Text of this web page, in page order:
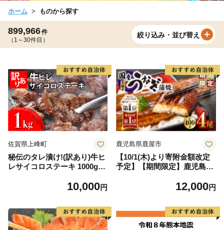
ホーム ものから探す
899,966件
（1～30件目）
絞り込み・並び替え
佐賀県上峰町
秘伝のタレ漬け!(訳あり)牛ヒ
レサイコロステーキ 1000g
10,000円
鹿児島県鹿屋市
【10/1(木)より寄附金額改定
予定】【期間限定】鹿児島県
12,000円